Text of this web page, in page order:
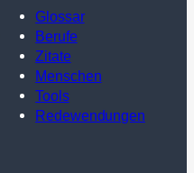
Glossar
Berufe
Zitate
Menschen
Tools
Redewendungen